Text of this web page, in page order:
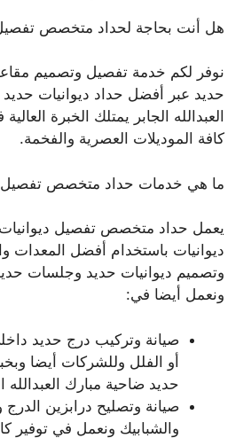
هل أنت بحاجة لحداد متخصص تفصيل
نوفر لكم خدمة تفصيل وتصميم
حديد عبر أفضل حداد ديوانيات
العبدالله الجابر يمتلك الخبرة
كافة الموديلات العصرية والفخمة.
ما هي خدمات حداد متخصص تفصيل
يعمل حداد متخصص تفصيل
ديوانيات باستخدام أفضل المعدات
وتصميم ديوانيات حديد وجلسات
ونعمل أيضا في:
صيانة وتركيب درج حديد
أو الفلل وللشركات أيضا
حديد ضاحية مبارك العبدالله
صيانة وتصليح درابزين
والشبابيك ونعمل في توفير